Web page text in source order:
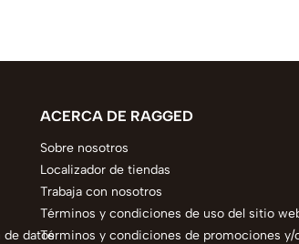
de datos
ACERCA DE RAGGED
Sobre nosotros
Localizador de tiendas
Trabaja con nosotros
Términos y condiciones de uso del sitio
Términos y condiciones de promociones y/